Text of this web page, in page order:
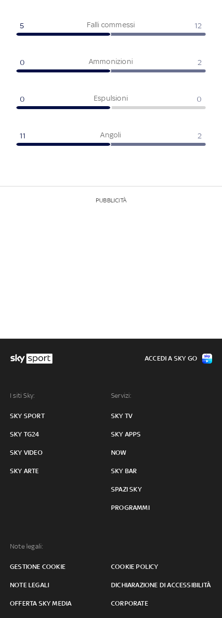
Falli commessi
5 12
Ammonizioni
0 2
Espulsioni
0 0
Angoli
11 2
PUBBLICITÀ
I siti Sky:
SKY SPORT
SKY TG24
SKY VIDEO
SKY ARTE
Servizi:
SKY TV
SKY APPS
NOW
SKY BAR
SPAZI SKY
PROGRAMMI
Note legali:
GESTIONE COOKIE COOKIE POLICY
NOTE LEGALI DICHIARAZIONE DI ACCESSIBILITÀ
OFFERTA SKY MEDIA CORPORATE
ACCEDI A SKY GO